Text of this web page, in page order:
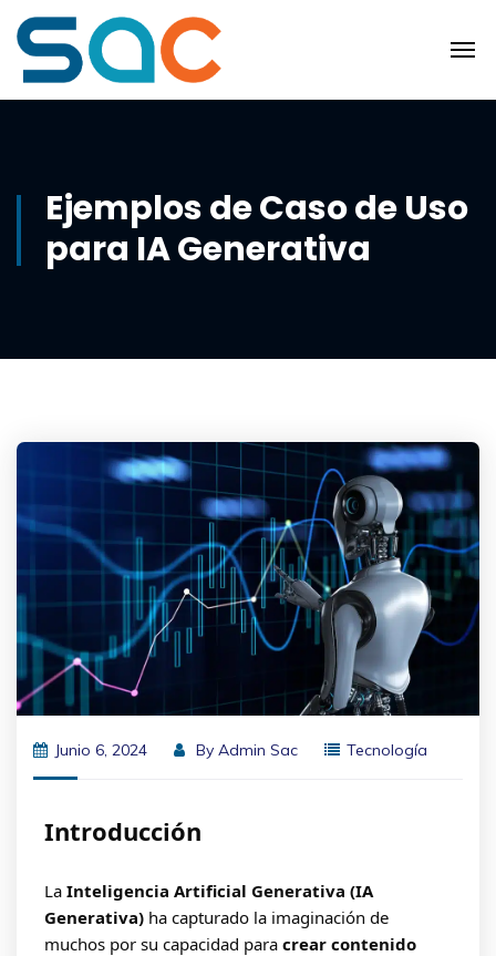
Ejemplos de Caso de Uso
para IA Generativa
Junio 6, 2024 By Admin Sac Tecnología
Introducción
La Inteligencia Artificial Generativa (IA
Generativa) ha capturado la imaginación de
muchos por su capacidad para crear contenido